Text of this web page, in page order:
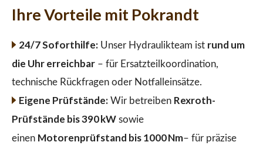
Ihre Vorteile mit Pokrandt
24/7 Soforthilfe:Unser Hydraulikteam ist rund um
die Uhr erreichbar – für Ersatzteilkoordination,
technische Rückfragen oder Notfalleinsätze.
Eigene Prüfstände:Wir betreiben Rexroth-
Prüfstände bis 390 kW sowie
einen Motorenprüfstand bis 1000 Nm– für präzise